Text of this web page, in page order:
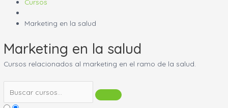
Cursos
Marketing en la salud
Marketing en la salud
Cursos relacionados al marketing en el ramo de la salud.